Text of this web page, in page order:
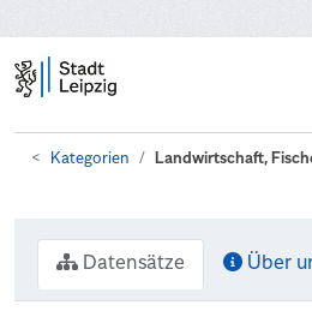
Kategorien Landwirtschaft,
Datensätze Über